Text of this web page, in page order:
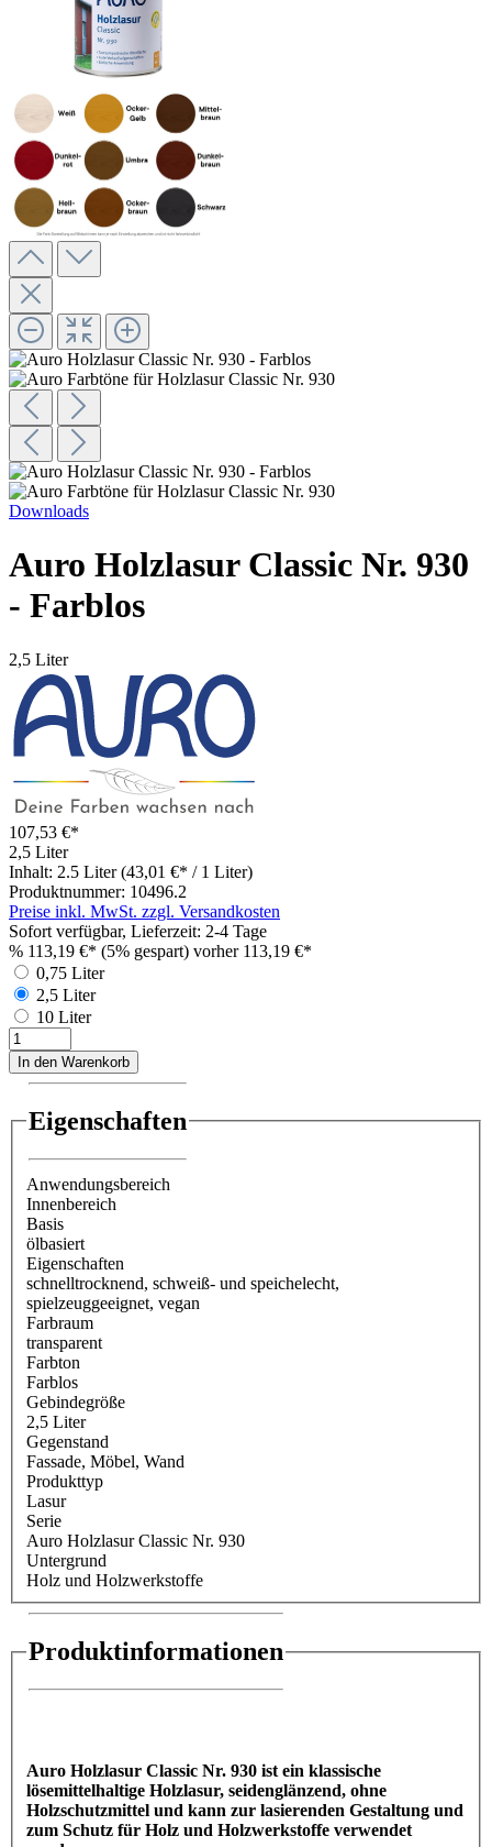
Downloads
Auro Holzlasur Classic Nr. 930
- Farblos
2,5 Liter
107,53 €*
2,5 Liter
Inhalt: 2.5 Liter (43,01 €* / 1 Liter)
Produktnummer: 10496.2
Preise inkl. MwSt. zzgl. Versandkosten
Sofort verfügbar, Lieferzeit: 2-4 Tage
% 113,19 €* (5% gespart) vorher 113,19 €*
0,75 Liter
2,5 Liter
10 Liter
In den Warenkorb
Eigenschaften
Anwendungsbereich
Innenbereich
Basis
ölbasiert
Eigenschaften
schnelltrocknend, schweiß- und speichelecht,
spielzeuggeeignet, vegan
Farbraum
transparent
Farbton
Farblos
Gebindegröße
2,5 Liter
Gegenstand
Fassade, Möbel, Wand
Produkttyp
Lasur
Serie
Auro Holzlasur Classic Nr. 930
Untergrund
Holz und Holzwerkstoffe
Produktinformationen
Auro Holzlasur Classic Nr. 930 ist ein klassische
lösemittelhaltige Holzlasur, seidenglänzend, ohne
Holzschutzmittel und kann zur lasierenden Gestaltung und
zum Schutz für Holz und Holzwerkstoffe verwendet